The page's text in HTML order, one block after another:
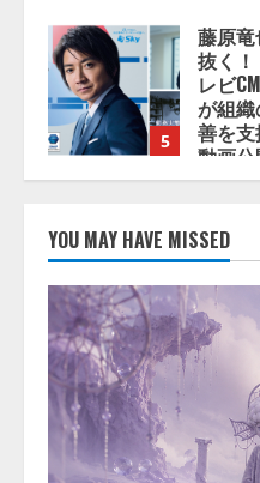
5
藤原
抜く！
レビ
が組
善を
動画公
たら
捕ま
1
し、AI
拡充
2
【
する
きて
業の
活用
答
YOU MAY HAVE MISSED